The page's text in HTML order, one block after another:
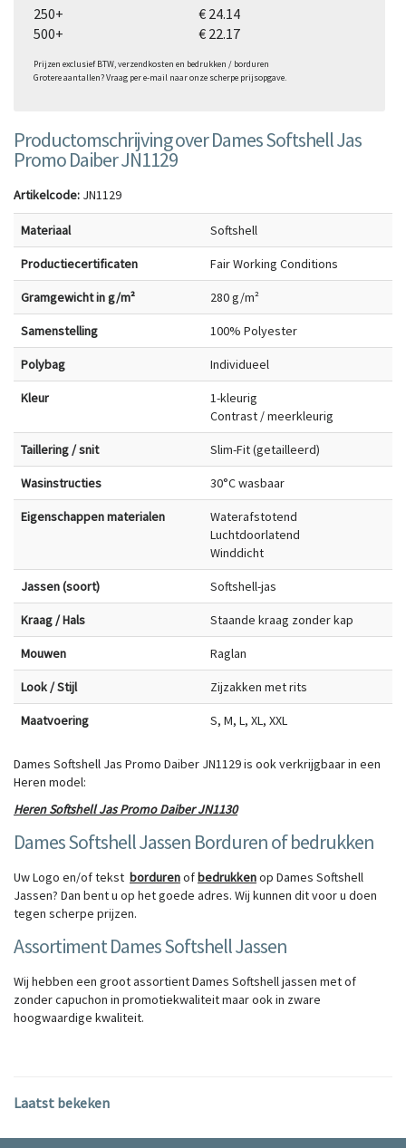
250+
€ 24.14
500+
€ 22.17
Prijzen exclusief BTW, verzendkosten en bedrukken / borduren
Grotere aantallen? Vraag per e-mail naar onze scherpe prijsopgave.
Productomschrijving over Dames Softshell Jas
Promo Daiber JN1129
Artikelcode: JN1129
Materiaal Softshell
Productiecertificaten Fair Working Conditions
Gramgewicht in g/m² 280 g/m²
Samenstelling 100% Polyester
Polybag Individueel
Kleur
1-kleurig
Contrast / meerkleurig
Taillering / snit Slim-Fit (getailleerd)
Wasinstructies 30°C wasbaar
Eigenschappen materialen
Waterafstotend
Luchtdoorlatend
Winddicht
Jassen (soort) Softshell-jas
Kraag / Hals Staande kraag zonder kap
Mouwen Raglan
Look / Stijl Zijzakken met rits
Maatvoering S, M, L, XL, XXL
Dames Softshell Jas Promo Daiber JN1129 is ook verkrijgbaar in een
Heren model:
Heren Softshell Jas Promo Daiber JN1130
Dames Softshell Jassen Borduren of bedrukken
Uw Logo en/of tekst bordurenofbedrukkenop Dames Softshell
Jassen? Dan bent u op het goede adres. Wij kunnen dit voor u doen
tegen scherpe prijzen.
Assortiment Dames Softshell Jassen
Wij hebben een groot assortient Dames Softshell jassen met of
zonder capuchon in promotiekwaliteit maar ook in zware
hoogwaardige kwaliteit.
Laatst bekeken